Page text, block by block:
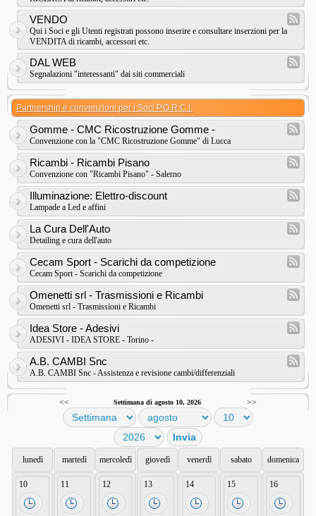
VENDO
Qui i Soci e gli Utenti registrati possono inserire e consultare inserzioni per la
VENDITA di ricambi, accessori etc.
DAL WEB
Segnalazioni "interessanti" dai siti commerciali
Partnership e convenzioni per i Soci P.O.R.C.I.
Gomme - CMC Ricostruzione Gomme -
Convenzione con la "CMC Ricostruzione Gomme" di Lucca
Ricambi - Ricambi Pisano
Convenzione con "Ricambi Pisano" - Salerno
Illuminazione: Elettro-discount
Lampade a Led e affini
La Cura Dell'Auto
Detailing e cura dell'auto
Cecam Sport - Scarichi da competizione
Cecam Sport - Scarichi da competizione
Omenetti srl - Trasmissioni e Ricambi
Omenetti srl - Trasmissioni e Ricambi
Idea Store - Adesivi
ADESIVI - IDEA STORE - Torino -
A.B. CAMBI Snc
A.B. CAMBI Snc - Assistenza e revisione cambi/differenziali
<< Settimana di agosto 10, 2026 >>
lunedì martedì mercoledì giovedì venerdì sabato domenica
10 11 12 13 14 15 16